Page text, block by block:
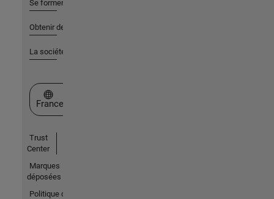
Se former
Obtenir de l'aide
La société
Sélectionner un site web
France
Trust
Center
Marques
déposées
Politique de